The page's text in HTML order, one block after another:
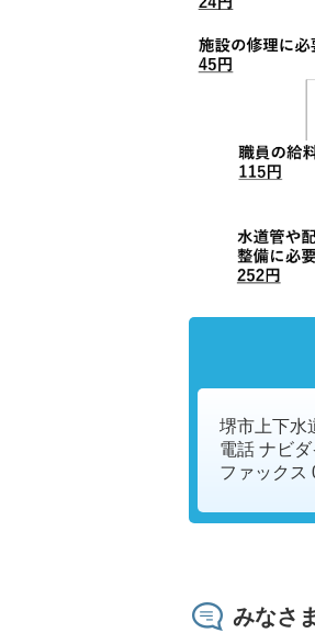
堺市上下水
電話 ナビ
ファックス
みなさ